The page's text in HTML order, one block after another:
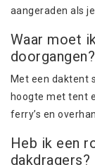
aangeraden als
Waar moet
doorgangen?
Met een daktent
hoogte met tent
ferry’s en
Heb ik een
dakdragers?